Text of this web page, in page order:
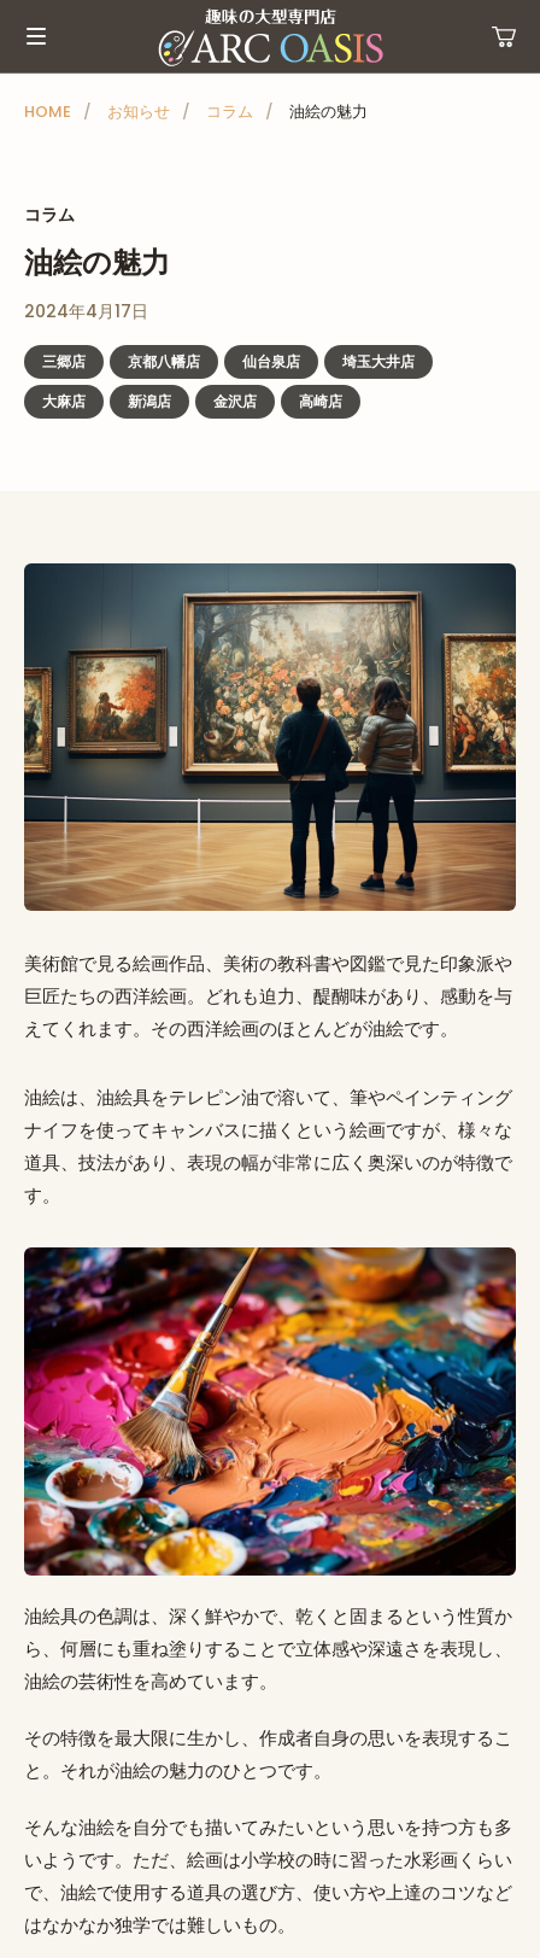
ュ
HOME お知らせ コラム 油絵の魅力
コラム
油絵の魅力
2024年4月17日
三郷店 京都八幡店 仙台泉店
埼玉大井店
大麻店
新潟店 金沢店 高崎店
美術館で見る絵画作品、美術の教科書や図鑑で見た印象派や
巨匠たちの西洋絵画。どれも迫力、醍醐味があり、感動を与
えてくれます。その西洋絵画のほとんどが油絵です。
油絵は、油絵具をテレピン油で溶いて、筆やペインティング
ナイフを使ってキャンバスに描くという絵画ですが、様々な
道具、技法があり、表現の幅が非常に広く奥深いのが特徴で
す。
油絵具の色調は、深く鮮やかで、乾くと固まるという性質か
ら、何層にも重ね塗りすることで立体感や深遠さを表現し、
油絵の芸術性を高めています。
その特徴を最大限に生かし、作成者自身の思いを表現するこ
と。それが油絵の魅力のひとつです。
そんな油絵を自分でも描いてみたいという思いを持つ方も多
いようです。ただ、絵画は小学校の時に習った水彩画くらい
で、油絵で使用する道具の選び方、使い方や上達のコツなど
はなかなか独学では難しいもの。